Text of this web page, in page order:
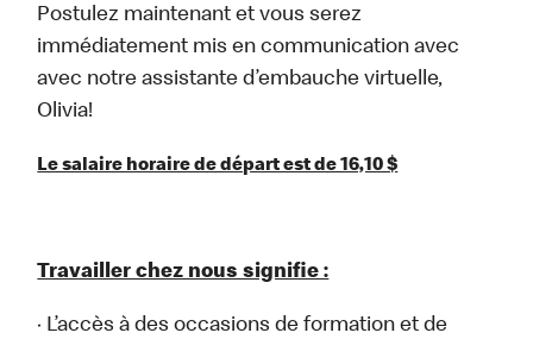
Postulez maintenant et vous serez
immédiatement mis en communication avec
avec notre assistante d’embauche virtuelle,
Olivia!
Le salaire horaire de départ est de 16,10 $
Travailler chez nous signifie :
· L’accès à des occasions de formation et de